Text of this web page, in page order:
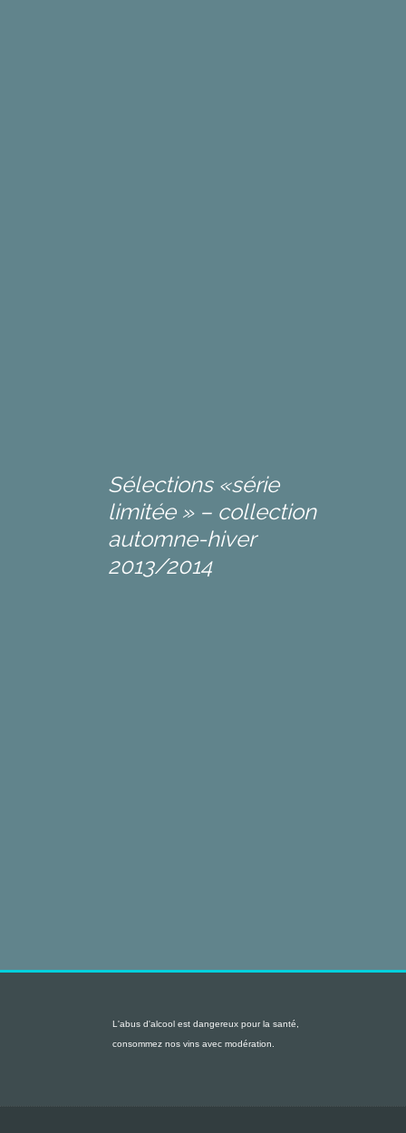
Sélections «série
limitée » – collection
automne-hiver
2013/2014
L'abus d'alcool est dangereux pour la santé,
consommez nos vins avec modération.